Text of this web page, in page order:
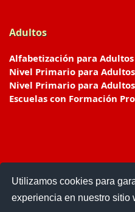
Utilizamos cookies para
experiencia en nuestro sitio
Adultos
Alfabetización para Adultos
Nivel Primario para Adultos
Nivel Primario para Adultos
Escuelas con Formación